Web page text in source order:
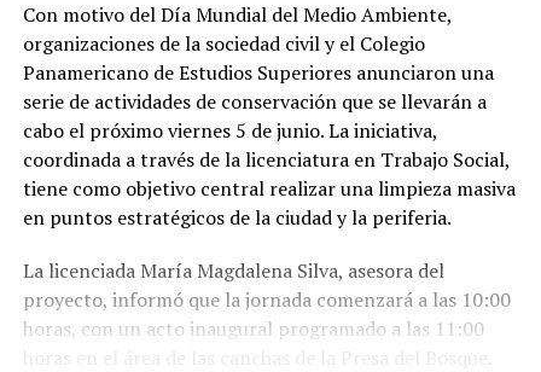
Con motivo del Día Mundial del Medio Ambiente,
organizaciones de la sociedad civil y el Colegio
Panamericano de Estudios Superiores anunciaron una
serie de actividades de conservación que se llevarán a
cabo el próximo viernes 5 de junio. La iniciativa,
coordinada a través de la licenciatura en Trabajo Social,
tiene como objetivo central realizar una limpieza masiva
en puntos estratégicos de la ciudad y la periferia.
La licenciada María Magdalena Silva, asesora del
proyecto, informó que la jornada comenzará a las 10:00
horas, con un acto inaugural programado a las 11:00